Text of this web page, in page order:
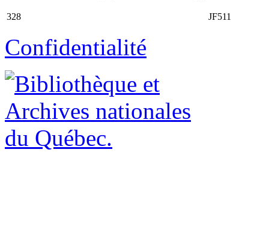
328 JF511
Confidentialité